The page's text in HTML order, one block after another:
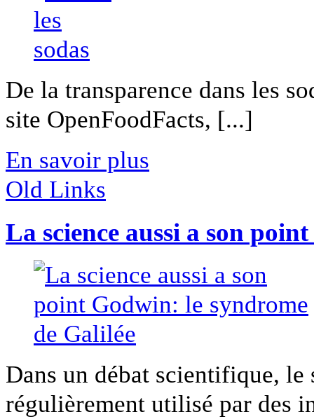
De la transparence dans les
site OpenFoodFacts, [...]
En savoir plus
Old Links
La science aussi a son
Dans un débat scientifique, le
régulièrement utilisé par des